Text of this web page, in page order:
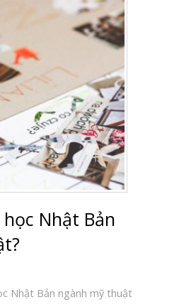
Nhật Bản
Nhật Bản ngành mỹ thuật